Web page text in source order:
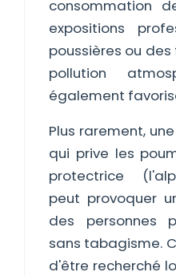
consommation
expositions
poussières ou
pollution
également
Plus rarement,
qui prive les
protectrice
peut provoquer
des personnes
sans tabagisme.
d'être recherché